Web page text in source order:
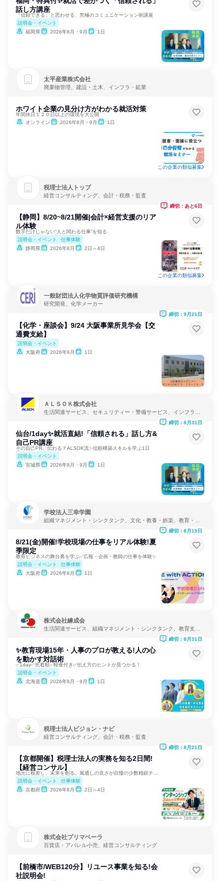
話し方講座
「信頼できる」と思わせる、究極のコミュニケーション術講座
説明会・イベント
福岡県
2026年8月・9月 1日
太平産業株式会社
廃棄物管理、建設・土木、インフラ・鉱業
ホワイト企業の見分け方がわかる就活対策
年間休日１２０日以上の環境を大公開
オンライン
2026年8月・9月 1日
この企業の類似募集
税理士法人トップ
経営コンサルティング、会計・税務・監査
【静岡】8/20~8/21開催|会計×経営支援のリア
ル体験
数字だけじゃない“人と関わる仕事”を知る
説明会・イベント
仕事体験
静岡県
2026年8月 2日～4日
締切：あと6日
この企業の類似募集
一般財団法人化学物質評価研究機構
研究開発、化学メーカー
【化学・座談会】9/24 大阪事業所見学会【交
通費支給】
説明会・イベント
大阪府
2026年9月 1日
締切：9月21日
ＡＬＳＯＫ株式会社
生活関連サービス、セキュリティー・警備サービス、インフラ・
仙台/1day✨就活直結!「信頼される」話し方&
自己PR講座
その自己PR、伝わる？ALSOK流✨信頼構築スキルを学ぶ1日
説明会・イベント
宮城県
2026年8月・9月 1日
締切：8月31日
学校法人三幸学園
組織マネジメント・シンクタンク、文化・教養・娯楽、教育・学
8/21(金)開催!学校現場の仕事をリアル体験!夏
季限定
教育ビジネスの舞台裏を学ぶ✅広報・企画・教師の仕事を体験✨
説明会・イベント
仕事体験
大阪府
2026年8月 1日
締切：8月19日
株式会社練成会
生活関連サービス、組織マネジメント・シンクタンク、教育支援
✨教育現場15年・人事のプロが教える!人の心
を動かす対話術
✅1day✅先着順✅軽食付き✅伝え方のヒントが見つかる！
説明会・イベント
北海道
2026年8月・9月 1日
締切：8月31日
税理士法人ビジョン・ナビ
経営コンサルティング、会計・税務・監査
【京都開催】税理士法人の実務を知る2日間!
【経営コンサル】
説明会・イベント
仕事体験
京都府
2026年8月 2日～4日
締切：8月21日
株式会社プリマベーラ
百貨店・アパレル小売、経営コンサルティング
【前橋市/WEB120分】リユース事業を知る!会
社説明会!